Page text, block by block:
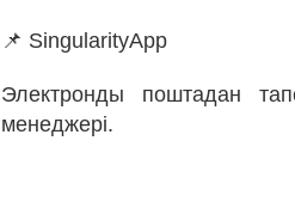
📌 SingularityApp
Электронды поштадан
менеджері.